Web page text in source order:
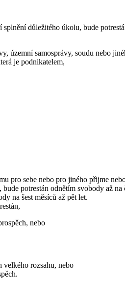
důležitého úkolu, bude
územní samosprávy, soudu nebo
je podnikatelem,
pro sebe nebo pro jiného přijme
potrestán odnětím svobody až
na šest měsíců až pět let.
nebo
velkého rozsahu, nebo